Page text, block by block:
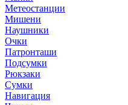
Метеостанции
Мишени
Наушники
Очки
Патронташи
Подсумки
Рюкзаки
Сумки
Навигация